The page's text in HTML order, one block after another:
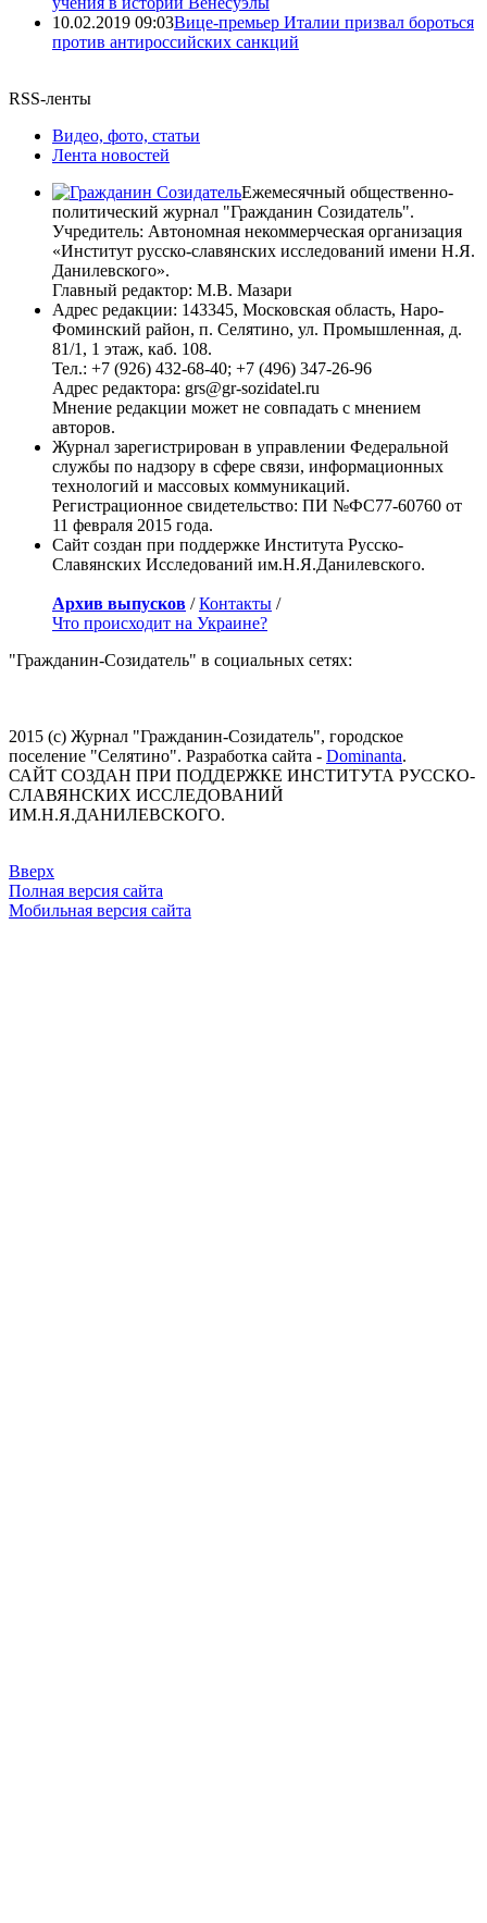
10.02.2019 09:03Вице-премьер Италии призвал бороться
против антироссийских санкций
RSS-ленты
Видео, фото, статьи
Лента новостей
Ежемесячный общественно-
политический журнал "Гражданин Созидатель".
Учредитель: Автономная некоммерческая организация
«Институт русско-славянских исследований имени Н.Я.
Данилевского».
Главный редактор: М.В. Мазари
Адрес редакции: 143345, Московская область, Наро-
Фоминский район, п. Селятино, ул. Промышленная, д.
81/1, 1 этаж, каб. 108.
Тел.: +7 (926) 432-68-40; +7 (496) 347-26-96
Адрес редактора: grs@gr-sozidatel.ru
Мнение редакции может не совпадать с мнением
авторов.
Журнал зарегистрирован в управлении Федеральной
службы по надзору в сфере связи, информационных
технологий и массовых коммуникаций.
Регистрационное свидетельство: ПИ №ФС77-60760 от
11 февраля 2015 года.
Сайт создан при поддержке Института Русско-
Славянских Исследований им.Н.Я.Данилевского.
Архив выпусков /Контакты /
Что происходит на Украине?
"Гражданин-Созидатель" в социальных сетях:
2015 (с) Журнал "Гражданин-Созидатель", городское
поселение "Селятино". Разработка сайта - Dominanta.
САЙТ СОЗДАН ПРИ ПОДДЕРЖКЕ ИНСТИТУТА РУССКО-
СЛАВЯНСКИХ ИССЛЕДОВАНИЙ
ИМ.Н.Я.ДАНИЛЕВСКОГО.
Вверх
Полная версия сайта
Мобильная версия сайта